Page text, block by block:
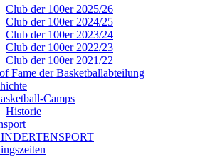
Club der 100er 2025/26
Club der 100er 2024/25
Club der 100er 2023/24
Club der 100er 2022/23
Club der 100er 2021/22
Fame der Basketballabteilung
Camps
Historie